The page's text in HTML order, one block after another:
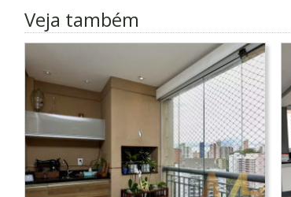
Veja também